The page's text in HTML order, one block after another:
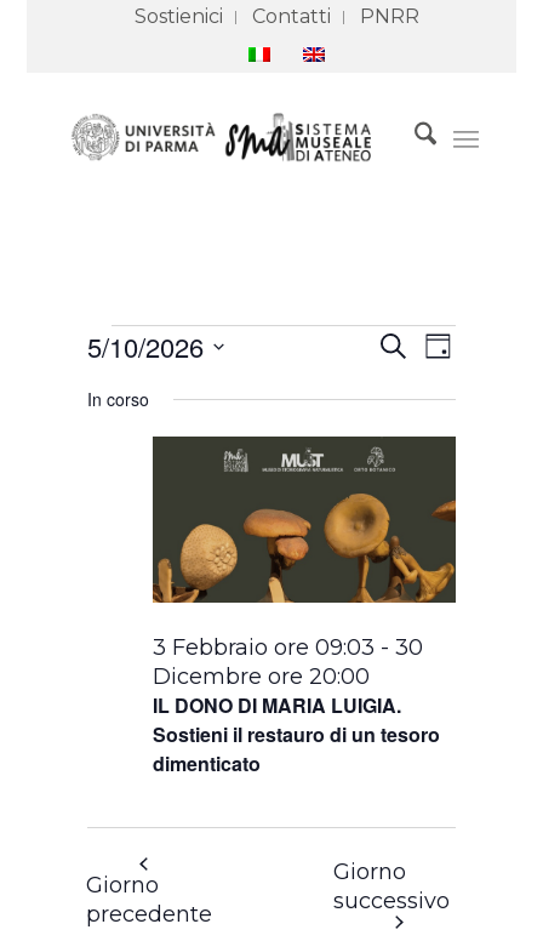
Sostienici Contatti PNRR
Eventi
for
2026
Eventi
Ricerca
Navigazione
CercaEvento
Viste
Giorno
5/10/2026
In corso
IL DONO DI MARIA LUIGIA.
Sostieni il restauro di un tesoro
dimenticato
3 Febbraio ore 09:03 -30
Dicembre ore 20:00
Giorno
precedente
Giorno
successivo